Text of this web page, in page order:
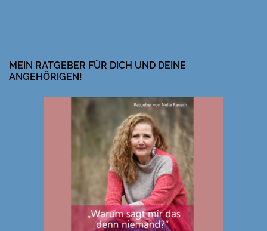
MEIN RATGEBER FÜR DICH UND DEINE
ANGEHÖRIGEN!